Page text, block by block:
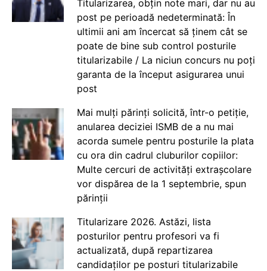
Titularizarea, obțin note mari, dar nu au
post pe perioadă nedeterminată: În
ultimii ani am încercat să ținem cât se
poate de bine sub control posturile
titularizabile / La niciun concurs nu poți
garanta de la început asigurarea unui
post
Mai mulți părinți solicită, într-o petiție,
anularea deciziei ISMB de a nu mai
acorda sumele pentru posturile la plata
cu ora din cadrul cluburilor copiilor:
Multe cercuri de activități extrașcolare
vor dispărea de la 1 septembrie, spun
părinții
Titularizare 2026. Astăzi, lista
posturilor pentru profesori va fi
actualizată, după repartizarea
candidaților pe posturi titularizabile